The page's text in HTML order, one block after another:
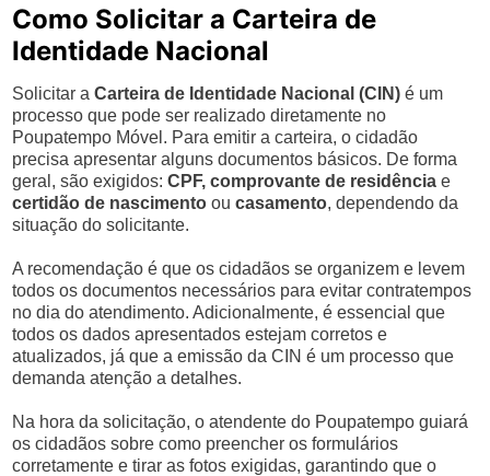
Como Solicitar a Carteira de
Identidade Nacional
Solicitar aCarteira de Identidade Nacional (CIN) é um
processo que pode ser realizado diretamente no
Poupatempo Móvel. Para emitir a carteira, o cidadão
precisa apresentar alguns documentos básicos. De forma
geral, são exigidos:CPF, comprovante de residência e
certidão de nascimento oucasamento, dependendo da
situação do solicitante.
A recomendação é que os cidadãos se organizem e levem
todos os documentos necessários para evitar contratempos
no dia do atendimento. Adicionalmente, é essencial que
todos os dados apresentados estejam corretos e
atualizados, já que a emissão da CIN é um processo que
demanda atenção a detalhes.
Na hora da solicitação, o atendente do Poupatempo guiará
os cidadãos sobre como preencher os formulários
corretamente e tirar as fotos exigidas, garantindo que o